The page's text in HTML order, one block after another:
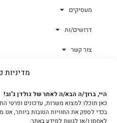
מדיניות
היי, ברוך/ה הבא/ה לאתר של גולדן ג'וב!
כאן תוכלו למצוא משרות, עדכונים ופרטי
בכדי לספק את החוויות הטובות ביותר, אנו
לאחסן ו/או לגשת למידע באתר.
מעסיקים
דרושים/ות
צור קשר
צוות